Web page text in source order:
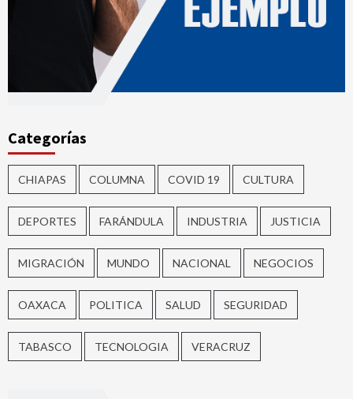
Categorías
CHIAPAS COLUMNA COVID 19 CULTURA
DEPORTES FARÁNDULA INDUSTRIA JUSTICIA
MIGRACIÓN MUNDO NACIONAL NEGOCIOS
OAXACA POLITICA SALUD SEGURIDAD
TABASCO TECNOLOGIA VERACRUZ